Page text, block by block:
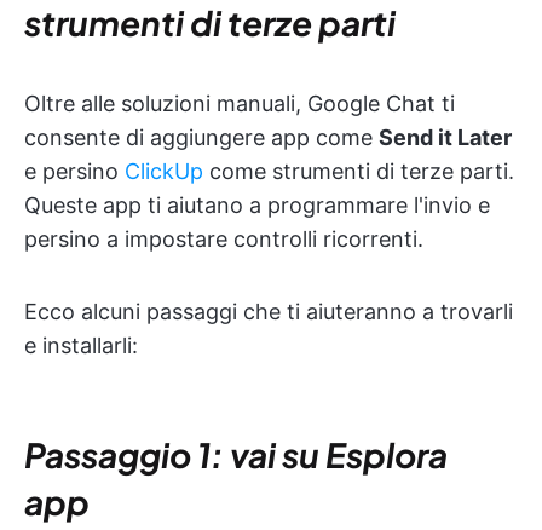
strumenti di terze parti
Oltre alle soluzioni manuali, Google Chat ti
consente di aggiungere app come Send it Later
e persino ClickUp come strumenti di terze parti.
Queste app ti aiutano a programmare l'invio e
persino a impostare controlli ricorrenti.
Ecco alcuni passaggi che ti aiuteranno a trovarli
e installarli:
Passaggio 1: vai su Esplora
app